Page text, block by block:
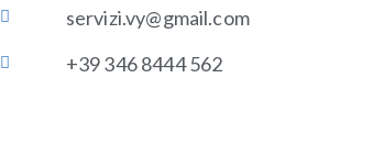
servizi.vy@gmail.com
+39 346 8444 562